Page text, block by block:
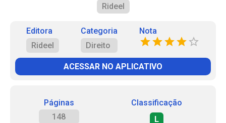
Rideel
Editora
Rideel
Categoria
Direito
Nota
ACESSAR NO APLICATIVO
Páginas
148
Classificação
L